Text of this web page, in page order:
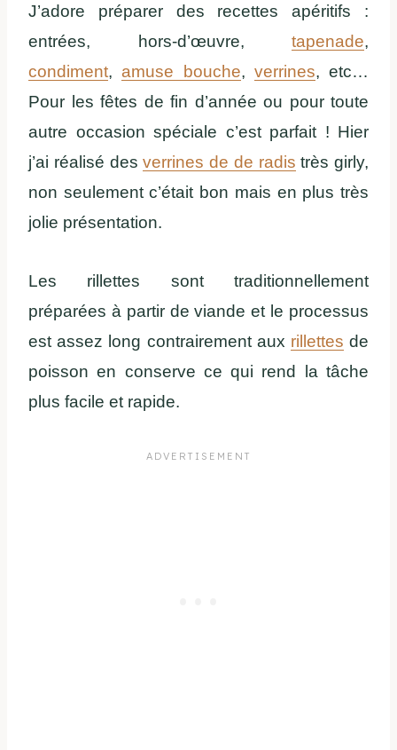
J’adore préparer des recettes apéritifs :
entrées, hors-d’œuvre, tapenade,
condiment,amuse bouche, verrines, etc…
Pour les fêtes de fin d’année ou pour toute
autre occasion spéciale c’est parfait ! Hier
j’ai réalisé desverrines de de radis très girly,
non seulement c’était bon mais en plus très
jolie présentation.
Les rillettes sont traditionnellement
préparées à partir de viande et le processus
est assez long contrairement aux rillettes de
poisson en conserve ce qui rend la tâche
plus facile et rapide.